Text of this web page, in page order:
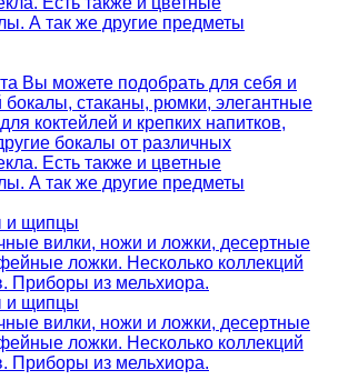
А так же другие предметы
Вы можете подобрать для себя и
бокалы, стаканы, рюмки, элегантные
коктейлей и крепких напитков,
бокалы от различных
Есть также и цветные
А так же другие предметы
и щипцы
вилки, ножи и ложки, десертные
ложки. Несколько коллекций
Приборы из мельхиора.
и щипцы
вилки, ножи и ложки, десертные
ложки. Несколько коллекций
Приборы из мельхиора.